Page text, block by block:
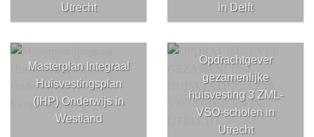
Utrecht
in Delft
Masterplan Integraal
Huisvestingsplan
(IHP) Onderwijs in
Westland
Opdrachtgever
gezamenlijke
huisvesting 3 ZML-
VSO-scholen in
Utrecht